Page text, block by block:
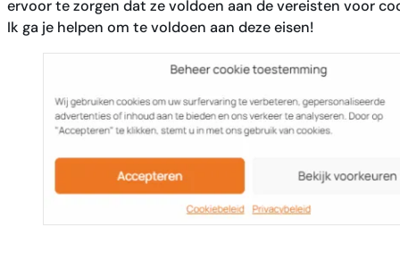
ervoor te zorgen dat ze voldoen aan de vereisten voor
Ik ga je helpen om te voldoen aan deze eisen!